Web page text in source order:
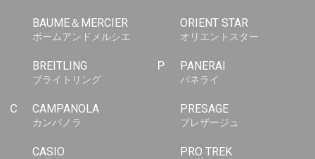
BAUME＆MERCIER
ボームアンドメルシエ
BREITLING
ブライトリング
C CAMPANOLA
カンパノラ
CASIO
ORIENT STAR
オリエントスター
P PANERAI
パネライ
PRESAGE
プレザージュ
PRO TREK